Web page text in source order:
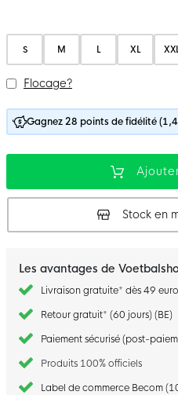
S M L XL
Flocage?
Gagnez 28 points de fidélité
Stock en
Les avantages de
Livraison gratuite* dès 49
Retour gratuit* (60 jours) (BE)
Paiement sécurisé (post-
Produits 100% officiels
Label de commerce Becom